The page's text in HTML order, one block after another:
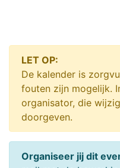
LET OP:
De kalender is
fouten zijn mogelijk.
organisator, die
doorgeven.
Organiseer jij dit